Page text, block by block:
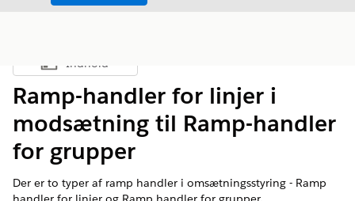
Vis indholdsfortegnelse
Indhold
Ramp-handler for linjer i
modsætning til Ramp-handler
for grupper
Der er to typer af ramp handler i omsætningsstyring - Ramp